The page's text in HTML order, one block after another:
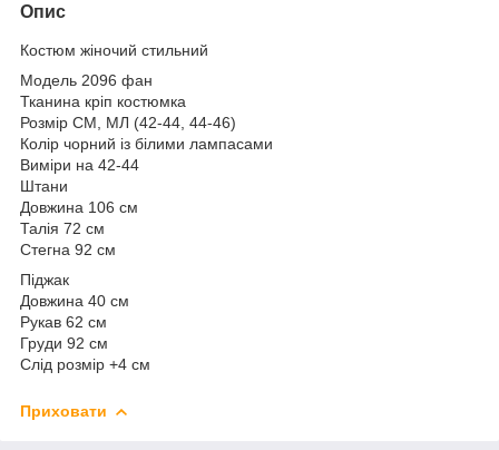
Опис
Костюм жіночий стильний
Модель 2096 фан
Тканина кріп костюмка
Розмір СМ, МЛ (42-44, 44-46)
Колір чорний із білими лампасами
Виміри на 42-44
Штани
Довжина 106 см
Талія 72 см
Стегна 92 см
Піджак
Довжина 40 см
Рукав 62 см
Груди 92 см
Слід розмір +4 см
Приховати